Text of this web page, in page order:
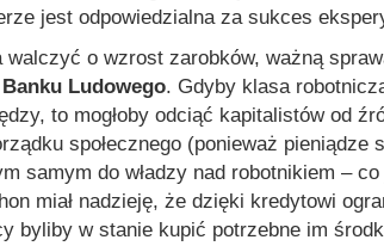
jest odpowiedzialna za sukces
o wzrost zarobków, ważną
Banku Ludowego. Gdyby klasa
to mogłoby odciąć kapitalistów od
społecznego (ponieważ
samym do władzy nad robotnikiem –
miał nadzieję, że dzięki kredytowi
byliby w stanie kupić potrzebne im